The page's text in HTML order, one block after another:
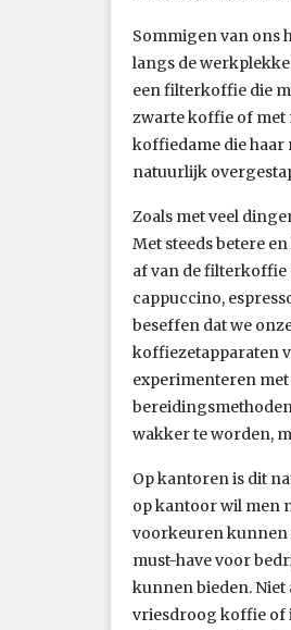
Sommigen van ons
langs de
een filterkoffie die
zwarte koffie of met
koffiedame die haar
natuurlijk
Zoals met veel
Met steeds betere
af van de filterkoffie
cappuccino,
beseffen dat we
koffiezetapparaten
experimenteren
wakker te worden,
Op kantoren is dit
op kantoor wil men
voorkeuren kunnen
must-have voor
kunnen bieden. Niet
vriesdroog koffie of